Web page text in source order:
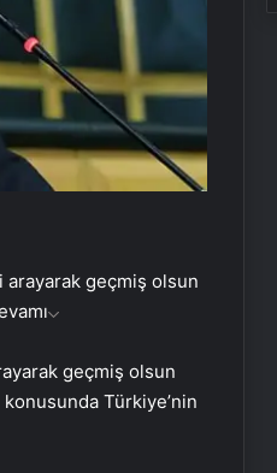
arayarak geçmiş olsun
geçmiş olsun
Türkiye’nin